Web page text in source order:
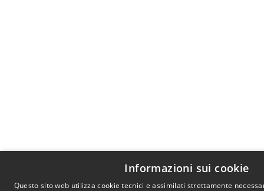
Informazioni sui cookie
Questo sito web utilizza cookie tecnici e assimilati strettamente